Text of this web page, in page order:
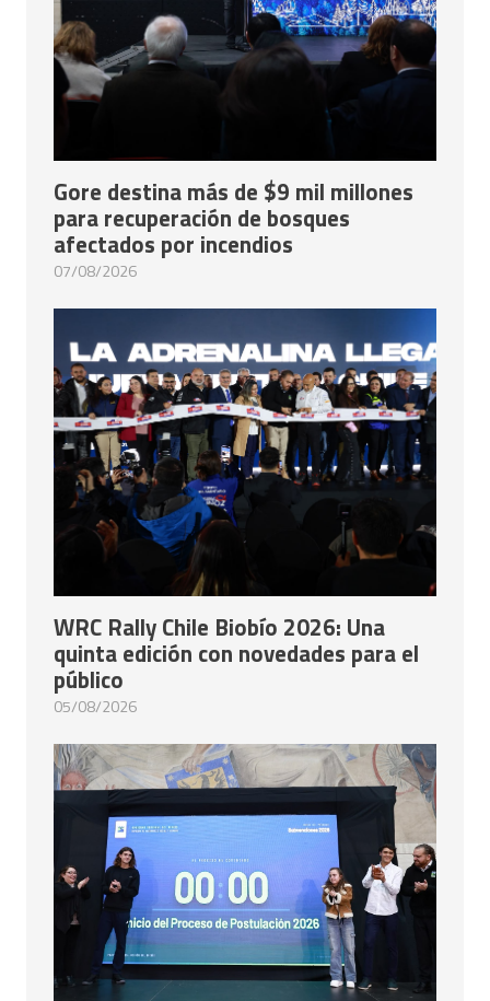
Gore destina más de $9 mil millones
para recuperación de bosques
afectados por incendios
07/08/2026
WRC Rally Chile Biobío 2026: Una
quinta edición con novedades para el
público
05/08/2026